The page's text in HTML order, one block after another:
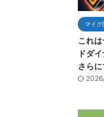
マイク
これ
ドダ
さら